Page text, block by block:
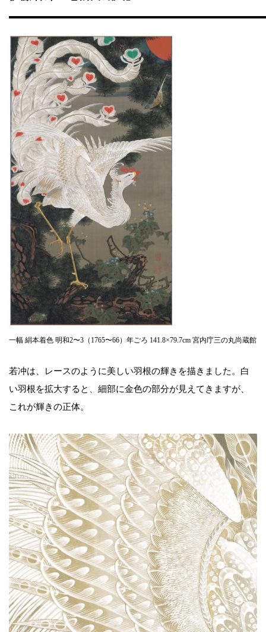
一幅 絹本着色 明和2〜3（1765〜66）年ごろ 141.8×79.7cm 宮内庁三の丸尚蔵館
若冲は、レースのように美しい羽根の輝きを描きました。白
い羽根を拡大すると、細部に金色の部分が見えてきますが、
これが輝きの正体。